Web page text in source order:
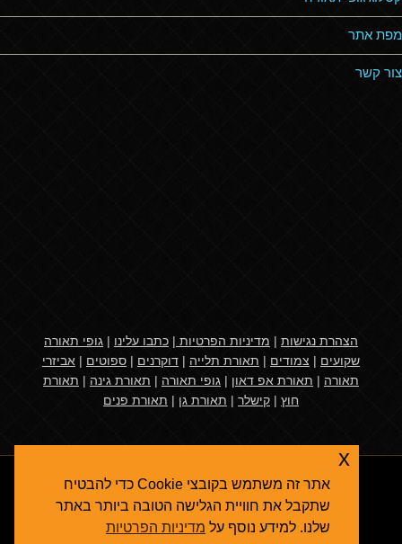
מפת אתר
צור קשר
הצהרת נגישות | מדיניות הפרטיות | כתבו עלינו | גופי תאורה
שקועים | צמודים | תאורת תלייה | דוקרנים | ספוטים | אביזרי
תאורה | תאורת אפ דאון | גופי תאורה | תאורת גינה | תאורת
חוץ | קישלר | תאורת גן | תאורת פנים
אתר זה משתמש בקובצי Cookie כדי להבטיח
שתקבל את חוויית הגלישה הטובה ביותר באתר
שלנו. למידע נוסף על מדיניות הפרטיות
x